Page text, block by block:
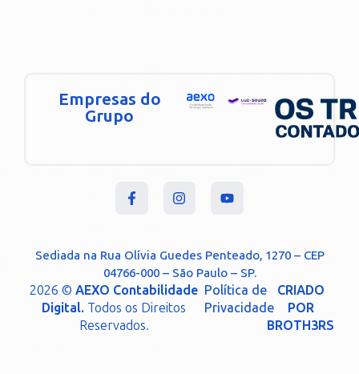
Empresas do
Grupo
Sediada na Rua Olívia Guedes Penteado, 1270 – CEP
04766-000 – São Paulo – SP.
2026 ©AEXO Contabilidade
Digital. Todos os Direitos
Reservados.
Política de
Privacidade
CRIADO
POR
BROTH3RS